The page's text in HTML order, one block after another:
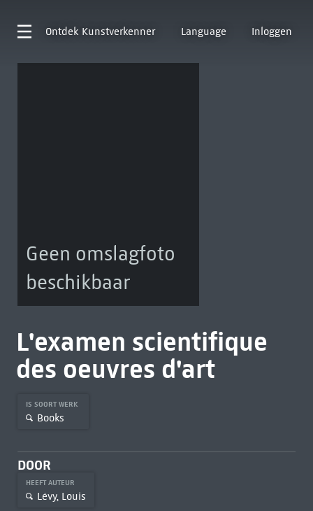
Ontdek Kunstverkenner Language Inloggen
Geen omslagfoto
beschikbaar
L'examen scientifique
des oeuvres d'art
IS SOORT WERK
Books
DOOR
HEEFT AUTEUR
Lévy, Louis